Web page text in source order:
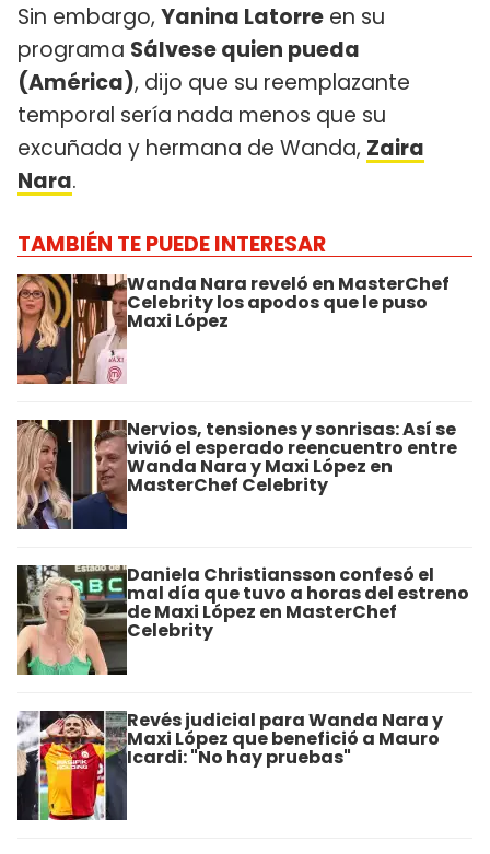
Sin embargo, Yanina Latorre en su
programa Sálvese quien pueda
(América), dijo que su reemplazante
temporal sería nada menos que su
excuñada y hermana de Wanda, Zaira
Nara.
TAMBIÉN TE PUEDE INTERESAR
Wanda Nara reveló en MasterChef
Celebrity los apodos que le puso
Maxi López
Nervios, tensiones y sonrisas: Así se
vivió el esperado reencuentro entre
Wanda Nara y Maxi López en
MasterChef Celebrity
Daniela Christiansson confesó el
mal día que tuvo a horas del estreno
de Maxi López en MasterChef
Celebrity
Revés judicial para Wanda Nara y
Maxi López que benefició a Mauro
Icardi: "No hay pruebas"